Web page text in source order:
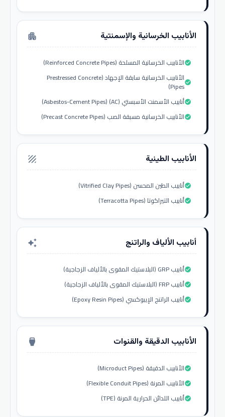
الأنابيب الخرسانية والإسمنتية apartment
الأنابيب الخرسانية المسلحة (Reinforced Concrete Pipes)check_circle
الأنابيب الخرسانية سابقة الإجهاد (Prestressed Concrete
Pipes)check_circle
أنابيب الأسمنت الأسبستي (AC) (Asbestos-Cement Pipes)check_circle
الأنابيب الخرسانية مسبقة الصب (Precast Concrete Pipes)check_circle
الأنابيب الطينية texture
أنابيب الطين المحسن (Vitrified Clay Pipes)check_circle
أنابيب التيراكوتا (Terracotta Pipes)check_circle
أنابيب الألياف والراتنج auto_awesome
أنابيب GRP (البلاستيك المقوى بالألياف الزجاجية)check_circle
أنابيب FRP (البلاستيك المقوى بالألياف الزجاجية)check_circle
أنابيب الراتنج الإيبوكسي (Epoxy Resin Pipes)check_circle
الأنابيب الدقيقة والقنوات settings_input_hdmi
الأنابيب الدقيقة (Microduct Pipes)check_circle
الأنابيب المرنة (Flexible Conduit Pipes)check_circle
أنابيب اللدائن الحرارية المرنة (TPE)check_circle